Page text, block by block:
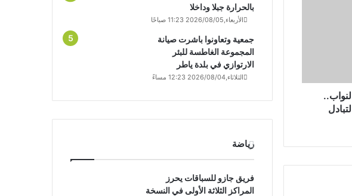
بالحرارة جبلا وداخلا
الأربعاء,2026/08/05 11:23 صباحًا
جمعية وتعاونوا باشرت صيانة
المجموعة الغاطسة للبئر
الارتوازي في بلدة ياطر
الثلاثاء,2026/08/04 12:23 مساءً
رياضة
فريق جازو للسباقات يحرز
المراكز الثلاثة الأولى في النسخة